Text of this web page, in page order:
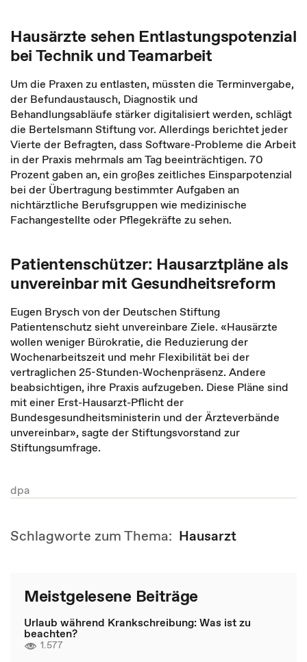
Hausärzte sehen Entlastungspotenzial
bei Technik und Teamarbeit
Um die Praxen zu entlasten, müssten die Terminvergabe,
der Befundaustausch, Diagnostik und
Behandlungsabläufe stärker digitalisiert werden, schlägt
die Bertelsmann Stiftung vor. Allerdings berichtet jeder
Vierte der Befragten, dass Software-Probleme die Arbeit
in der Praxis mehrmals am Tag beeinträchtigen. 70
Prozent gaben an, ein großes zeitliches Einsparpotenzial
bei der Übertragung bestimmter Aufgaben an
nichtärztliche Berufsgruppen wie medizinische
Fachangestellte oder Pflegekräfte zu sehen.
Patientenschützer: Hausarztpläne als
unvereinbar mit Gesundheitsreform
Eugen Brysch von der Deutschen Stiftung
Patientenschutz sieht unvereinbare Ziele. «Hausärzte
wollen weniger Bürokratie, die Reduzierung der
Wochenarbeitszeit und mehr Flexibilität bei der
vertraglichen 25-Stunden-Wochenpräsenz. Andere
beabsichtigen, ihre Praxis aufzugeben. Diese Pläne sind
mit einer Erst-Hausarzt-Pflicht der
Bundesgesundheitsministerin und der Ärzteverbände
unvereinbar», sagte der Stiftungsvorstand zur
Stiftungsumfrage.
dpa
Schlagworte zum Thema: Hausarzt
Meistgelesene Beiträge
Urlaub während Krankschreibung: Was ist zu
beachten?
1.577